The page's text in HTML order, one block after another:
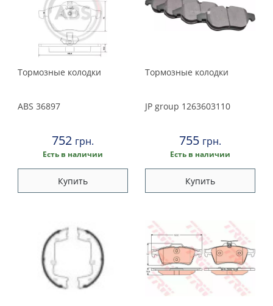
Тормозные колодки
ABS 36897
752 грн.
Есть в наличии
Купить
Тормозные колодки
JP group 1263603110
755 грн.
Есть в наличии
Купить